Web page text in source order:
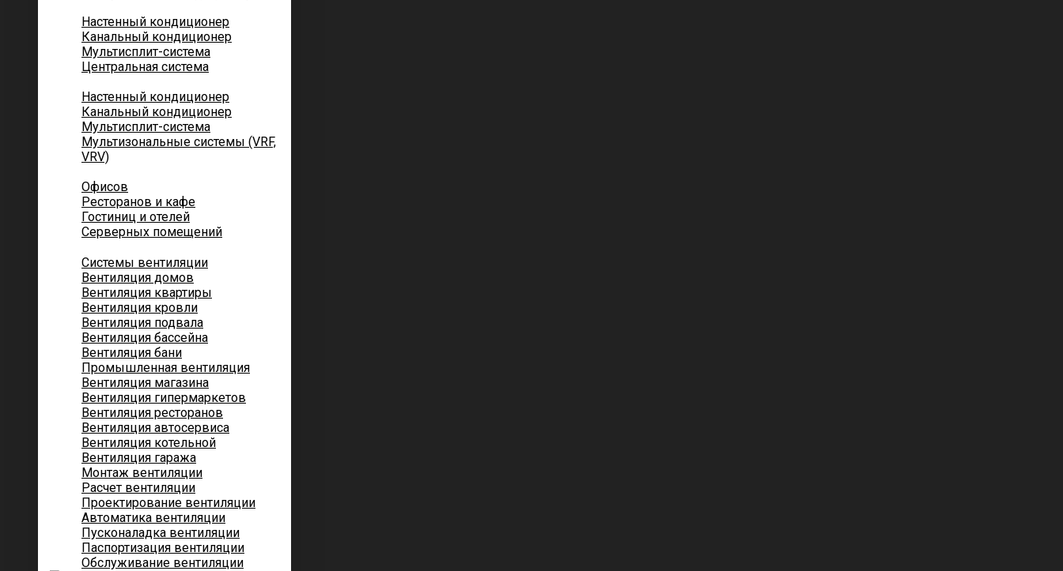
Настенный кондиционер
Канальный кондиционер
Мультисплит-система
Центральная система
Настенный кондиционер
Канальный кондиционер
Мультисплит-система
Мультизональные системы (VRF,
VRV)
Офисов
Ресторанов и кафе
Гостиниц и отелей
Серверных помещений
Системы вентиляции
Вентиляция домов
Вентиляция квартиры
Вентиляция кровли
Вентиляция подвала
Вентиляция бассейна
Вентиляция бани
Промышленная вентиляция
Вентиляция магазина
Вентиляция гипермаркетов
Вентиляция ресторанов
Вентиляция автосервиса
Вентиляция котельной
Вентиляция гаража
Монтаж вентиляции
Расчет вентиляции
Проектирование вентиляции
Автоматика вентиляции
Пусконаладка вентиляции
Паспортизация вентиляции
Обслуживание вентиляции